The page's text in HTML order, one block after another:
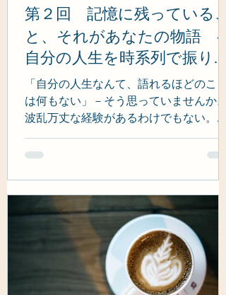
第２回 記憶に残っているこ
と、それがあなたの物語 ―
自分の人生を時系列で振り返
る―
「自分の人生なんて、語れるほどのこと
は何もない」－そう思っていませんか。
波乱万丈な経験があるわけでもない。大
ら、自分の物語（ライフストーリー）な